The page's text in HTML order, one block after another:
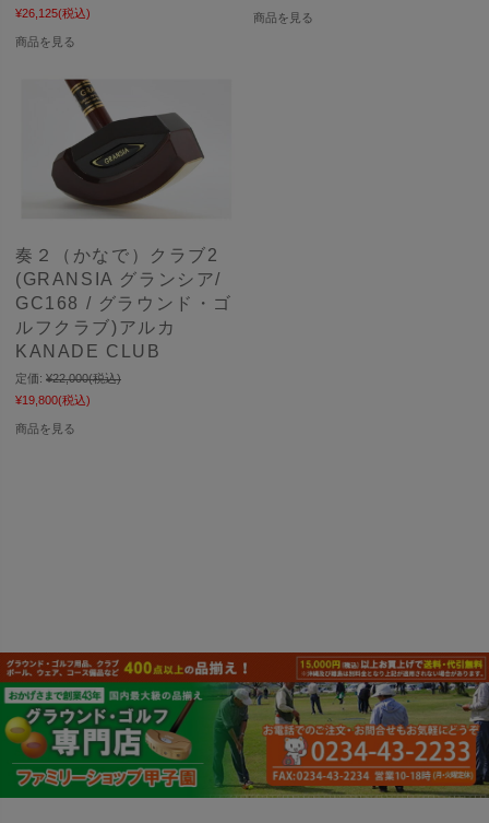
¥26,125(税込)
商品を見る
商品を見る
奏２（かなで）クラブ2
(GRANSIA グランシア/
GC168 / グラウンド・ゴ
ルフクラブ)アルカ
KANADE CLUB
定価: ¥22,000(税込)
¥19,800(税込)
商品を見る